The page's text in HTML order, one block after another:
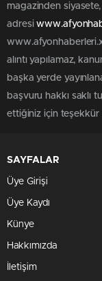
magazinden
adresi
alıntı yapılamaz,
başka yerde
başvuru hakkı saklı
ettiğiniz için teşekkür
SAYFALAR
Üye Girişi
Üye Kaydı
Künye
Hakkımızda
İletişim